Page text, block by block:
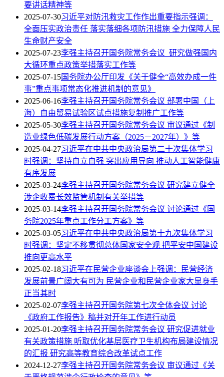
要讲话精神等
2025-07-30习近平对防汛救灾工作作出重要指示强调：
全面压实政治责任 落实落细各项防汛措施 全力保障人民
生命财产安全
2025-07-23李强主持召开国务院常务会议 研究做强国内
大循环重点政策举措落实工作等
2025-07-15国务院办公厅印发《关于健全“高效办成一件
事”重点事项常态化推进机制的意见》
2025-06-16李强主持召开国务院常务会议 部署中国（上
海）自由贸易试验区试点措施复制推广工作等
2025-05-30李强主持召开国务院常务会议 审议通过《制
造业绿色低碳发展行动方案（2025－2027年）》等
2025-04-27习近平在中共中央政治局第二十次集体学习
时强调：坚持自立自强 突出应用导向 推动人工智能健康
有序发展
2025-03-24李强主持召开国务院常务会议 研究建立健全
涉企收费长效监管机制有关举措等
2025-03-14李强主持召开国务院常务会议 讨论通过《国
务院2025年重点工作分工方案》等
2025-03-05习近平在中共中央政治局第十九次集体学习
时强调：坚定不移贯彻总体国家安全观 把平安中国建设
推向更高水平
2025-02-18习近平在民营企业座谈会上强调：民营经济
发展前景广阔大有可为 民营企业和民营企业家大显身手
正当其时
2025-02-07李强主持召开国务院第七次全体会议 讨论
《政府工作报告》稿并对开年工作进行动员
2025-01-20李强主持召开国务院常务会议 研究促进就业
有关政策措施 听取优化基层医疗卫生机构布局建设情况
的汇报 研究高等教育综合改革试点工作
2024-12-27李强主持召开国务院常务会议 审议通过《关